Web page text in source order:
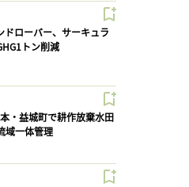
ドローバー、サーキュラ
トン削減
・益城町で耕作放棄水田
域一体管理